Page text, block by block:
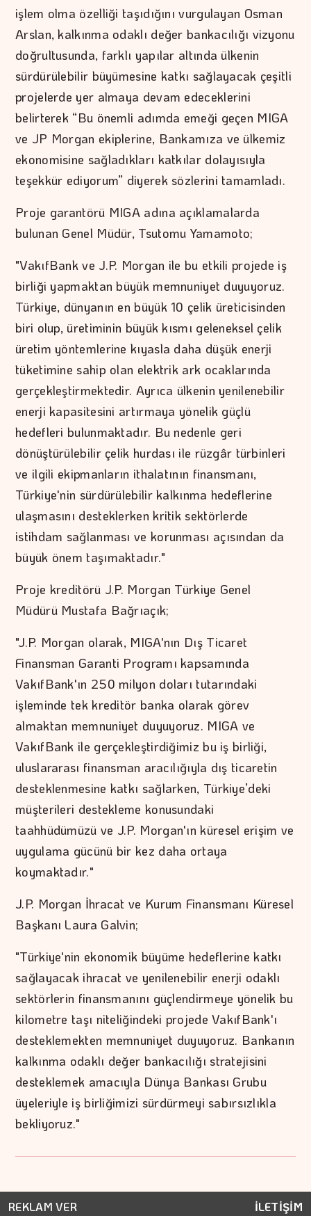
işlem olma özelliği taşıdığını vurgulayan Osman
Arslan, kalkınma odaklı değer bankacılığı vizyonu
doğrultusunda, farklı yapılar altında ülkenin
sürdürülebilir büyümesine katkı sağlayacak çeşitli
projelerde yer almaya devam edeceklerini
belirterek “Bu önemli adımda emeği geçen MIGA
ve JP Morgan ekiplerine, Bankamıza ve ülkemiz
ekonomisine sağladıkları katkılar dolayısıyla
teşekkür ediyorum” diyerek sözlerini tamamladı.
Proje garantörü MIGA adına açıklamalarda
bulunan Genel Müdür, Tsutomu Yamamoto;
"VakıfBank ve J.P. Morgan ile bu etkili projede iş
birliği yapmaktan büyük memnuniyet duyuyoruz.
Türkiye, dünyanın en büyük 10 çelik üreticisinden
biri olup, üretiminin büyük kısmı geleneksel çelik
üretim yöntemlerine kıyasla daha düşük enerji
tüketimine sahip olan elektrik ark ocaklarında
gerçekleştirmektedir. Ayrıca ülkenin yenilenebilir
enerji kapasitesini artırmaya yönelik güçlü
hedefleri bulunmaktadır. Bu nedenle geri
dönüştürülebilir çelik hurdası ile rüzgâr türbinleri
ve ilgili ekipmanların ithalatının finansmanı,
Türkiye'nin sürdürülebilir kalkınma hedeflerine
ulaşmasını desteklerken kritik sektörlerde
istihdam sağlanması ve korunması açısından da
büyük önem taşımaktadır."
Proje kreditörü J.P. Morgan Türkiye Genel
Müdürü Mustafa Bağrıaçık;
"J.P. Morgan olarak, MIGA'nın Dış Ticaret
Finansman Garanti Programı kapsamında
VakıfBank'ın 250 milyon doları tutarındaki
işleminde tek kreditör banka olarak görev
almaktan memnuniyet duyuyoruz. MIGA ve
VakıfBank ile gerçekleştirdiğimiz bu iş birliği,
uluslararası finansman aracılığıyla dış ticaretin
desteklenmesine katkı sağlarken, Türkiye’deki
müşterileri destekleme konusundaki
taahhüdümüzü ve J.P. Morgan'ın küresel erişim ve
uygulama gücünü bir kez daha ortaya
koymaktadır."
J.P. Morgan İhracat ve Kurum Finansmanı Küresel
Başkanı Laura Galvin;
"Türkiye'nin ekonomik büyüme hedeflerine katkı
sağlayacak ihracat ve yenilenebilir enerji odaklı
sektörlerin finansmanını güçlendirmeye yönelik bu
kilometre taşı niteliğindeki projede VakıfBank'ı
desteklemekten memnuniyet duyuyoruz. Bankanın
kalkınma odaklı değer bankacılığı stratejisini
desteklemek amacıyla Dünya Bankası Grubu
üyeleriyle iş birliğimizi sürdürmeyi sabırsızlıkla
bekliyoruz."
REKLAM VER İLETİŞİM